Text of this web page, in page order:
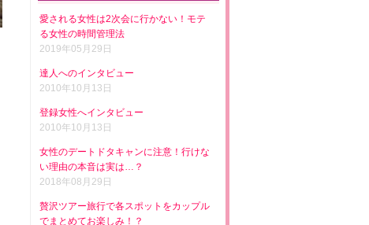
愛される女性は2次会に行かない！モテ
る女性の時間管理法
2019年05月29日
達人へのインタビュー
2010年10月13日
登録女性へインタビュー
2010年10月13日
女性のデートドタキャンに注意！行けな
い理由の本音は実は…？
2018年08月29日
贅沢ツアー旅行で各スポットをカップル
でまとめてお楽しみ！？